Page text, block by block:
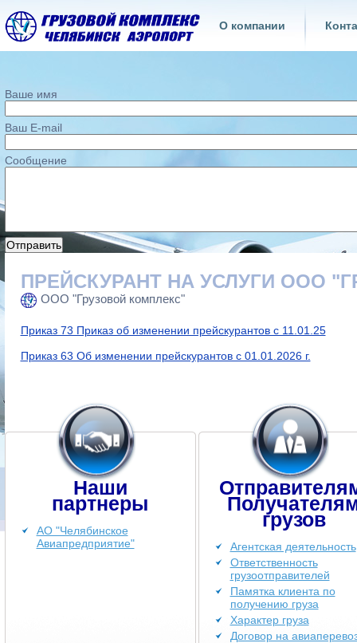
О компании
Ваше имя
Ваш E-mail
Сообщение
ПРЕЙСКУРАНТ НА УСЛУГИ ООО
ООО "Грузовой комплекс"
Приказ 73 Приказ об изменении прейскурантов с 11.01.25
Приказ 63 Об изменении прейскурантов с 01.01.2026 г.
Наши
партнеры
АО "Челябинское
Авиапредприятие"
грузов
Агентская деятельность
Ответственность
грузоотправителей
Памятка клиента по
получению груза
Характер груза
Договор на